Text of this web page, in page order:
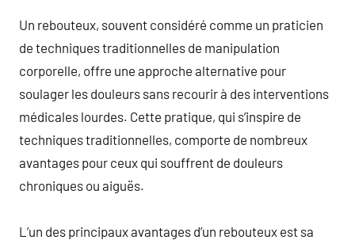
Un rebouteux, souvent considéré comme un praticien
de techniques traditionnelles de manipulation
corporelle, offre une approche alternative pour
soulager les douleurs sans recourir à des interventions
médicales lourdes. Cette pratique, qui s’inspire de
techniques traditionnelles, comporte de nombreux
avantages pour ceux qui souffrent de douleurs
chroniques ou aiguës.
L’un des principaux avantages d’un rebouteux est sa